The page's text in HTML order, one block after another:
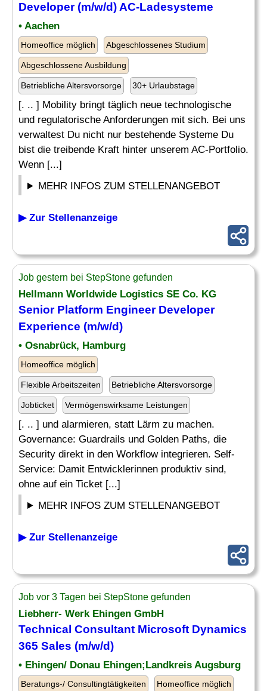
Developer(m/w/d) AC-Ladesysteme
• Aachen
Homeoffice möglich Abgeschlossenes Studium
Abgeschlossene Ausbildung
Betriebliche Altersvorsorge 30+ Urlaubstage
[. .. ] Mobility bringt täglich neue technologische
und regulatorische Anforderungen mit sich. Bei uns
verwaltest Du nicht nur bestehende Systeme Du
bist die treibende Kraft hinter unserem AC-Portfolio.
Wenn [...]
MEHR INFOS ZUM STELLENANGEBOT
▶ Zur Stellenanzeige
Job gestern bei StepStone gefunden
Hellmann Worldwide Logistics SE Co. KG
Senior Platform Engineer Developer
Experience (m/w/d)
• Osnabrück, Hamburg
Homeoffice möglich
Flexible Arbeitszeiten Betriebliche Altersvorsorge
Jobticket Vermögenswirksame Leistungen
[. .. ] und alarmieren, statt Lärm zu machen.
Governance: Guardrails und Golden Paths, die
Security direkt in den Workflow integrieren. Self-
Service: Damit Entwicklerinnen produktiv sind,
ohne auf ein Ticket [...]
MEHR INFOS ZUM STELLENANGEBOT
▶ Zur Stellenanzeige
Job vor 3 Tagen bei StepStone gefunden
Liebherr- Werk Ehingen GmbH
Technical Consultant Microsoft Dynamics
365 Sales (m/w/d)
• Ehingen/ Donau Ehingen;Landkreis Augsburg
Beratungs-/ Consultingtätigkeiten Homeoffice möglich